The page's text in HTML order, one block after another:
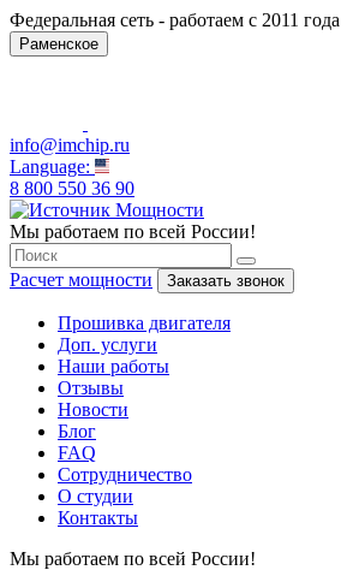
Федеральная сеть - работаем с 2011 года
Раменское
info@imchip.ru
Language:
8 800 550 36 90
Мы работаем по всей России!
Расчет мощности Заказать звонок
Прошивка двигателя
Доп. услуги
Наши работы
Отзывы
Новости
Блог
FAQ
Сотрудничество
О студии
Контакты
Мы работаем по всей России!